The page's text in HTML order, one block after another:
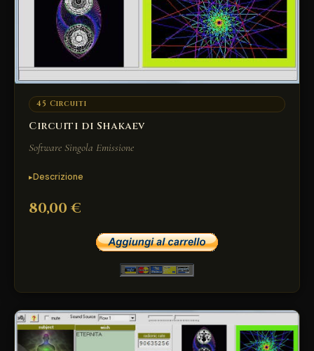
45 Circuiti
Circuiti di Shakaev
Software Singola Emissione
Descrizione
80,00 €